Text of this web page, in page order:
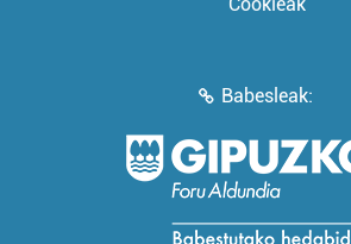
Cookieak
Babesleak: